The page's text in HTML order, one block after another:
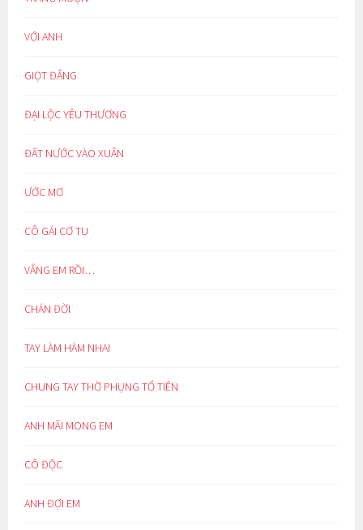
VỚI ANH
GIỌT ĐẮNG
ĐẠI LỘC YÊU THƯƠNG
ĐẤT NƯỚC VÀO XUÂN
ƯỚC MƠ
CÔ GÁI CƠ TU
VẮNG EM RỒI…
CHÁN ĐỜI
TAY LÀM HÀM NHAI
CHUNG TAY THỜ PHỤNG TỔ TIÊN
ANH MÃI MONG EM
CÔ ĐỘC
ANH ĐỢI EM